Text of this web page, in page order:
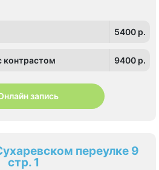
Чертаново, Южное Чертаново
Южная
5400 p.
контрастом 9400 p.
запись
переулке 9
стр. 1